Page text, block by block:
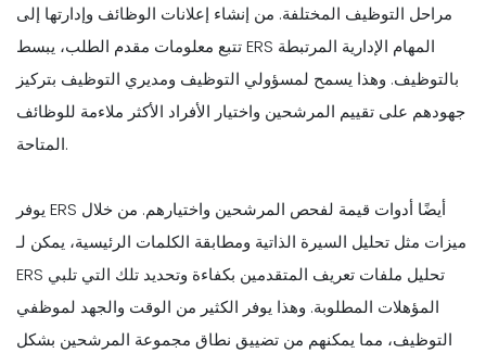
مراحل التوظيف المختلفة. من إنشاء إعلانات الوظائف وإدارتها إلى
تتبع معلومات مقدم الطلب، يبسط ERS المهام الإدارية المرتبطة
بالتوظيف. وهذا يسمح لمسؤولي التوظيف ومديري التوظيف بتركيز
جهودهم على تقييم المرشحين واختيار الأفراد الأكثر ملاءمة للوظائف
المتاحة.
يوفر ERS أيضًا أدوات قيمة لفحص المرشحين واختيارهم. من خلال
ميزات مثل تحليل السيرة الذاتية ومطابقة الكلمات الرئيسية، يمكن لـ
ERS تحليل ملفات تعريف المتقدمين بكفاءة وتحديد تلك التي تلبي
المؤهلات المطلوبة. وهذا يوفر الكثير من الوقت والجهد لموظفي
التوظيف، مما يمكنهم من تضييق نطاق مجموعة المرشحين بشكل